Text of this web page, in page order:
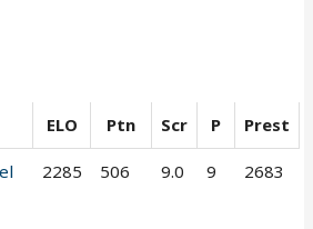
ELO Ptn Scr P Prest
2285 506 9.0 9 2683